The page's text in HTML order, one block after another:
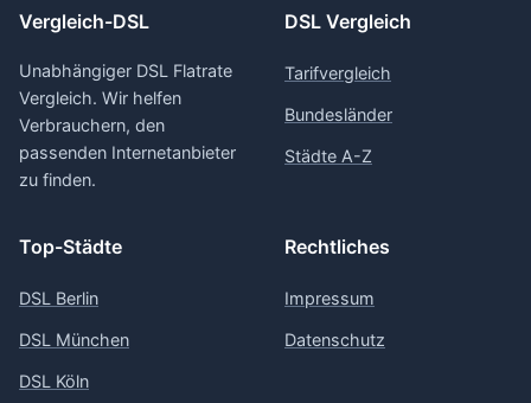
Vergleich-DSL
Unabhängiger DSL Flatrate
Vergleich. Wir helfen
Verbrauchern, den
passenden Internetanbieter
zu finden.
DSL Vergleich
Tarifvergleich
Bundesländer
Städte A-Z
Top-Städte
DSL Berlin
DSL München
DSL Köln
Rechtliches
Impressum
Datenschutz